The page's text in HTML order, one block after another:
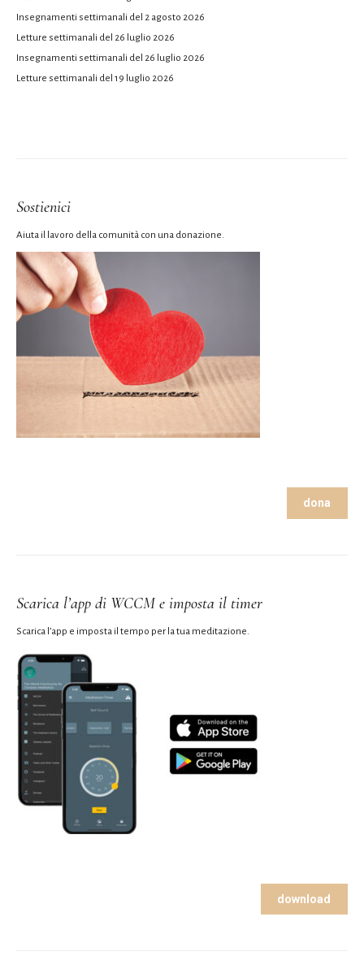
Insegnamenti settimanali del 2 agosto 2026
Letture settimanali del 26 luglio 2026
Insegnamenti settimanali del 26 luglio 2026
Letture settimanali del 19 luglio 2026
Sostienici
Aiuta il lavoro della comunità con una donazione.
dona
Scarica l’app di WCCM e imposta il timer
Scarica l’app e imposta il tempo per la tua meditazione.
download